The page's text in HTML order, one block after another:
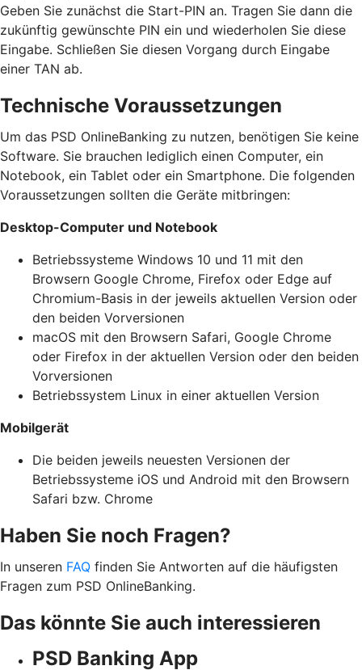
Geben Sie zunächst die Start-PIN an. Tragen Sie dann die
zukünftig gewünschte PIN ein und wiederholen Sie diese
Eingabe. Schließen Sie diesen Vorgang durch Eingabe
einer TAN ab.
Technische Voraussetzungen
Um das PSD OnlineBanking zu nutzen, benötigen Sie keine
Software. Sie brauchen lediglich einen Computer, ein
Notebook, ein Tablet oder ein Smartphone. Die folgenden
Voraussetzungen sollten die Geräte mitbringen:
Desktop-Computer und Notebook
Betriebssysteme Windows 10 und 11 mit den
Browsern Google Chrome, Firefox oder Edge auf
Chromium-Basis in der jeweils aktuellen Version oder
den beiden Vorversionen
macOS mit den Browsern Safari, Google Chrome
oder Firefox in der aktuellen Version oder den beiden
Vorversionen
Betriebssystem Linux in einer aktuellen Version
Mobilgerät
Die beiden jeweils neuesten Versionen der
Betriebssysteme iOS und Android mit den Browsern
Safari bzw. Chrome
Haben Sie noch Fragen?
In unseren FAQ finden Sie Antworten auf die häufigsten
Fragen zum PSD OnlineBanking.
Das könnte Sie auch interessieren
PSD Banking App